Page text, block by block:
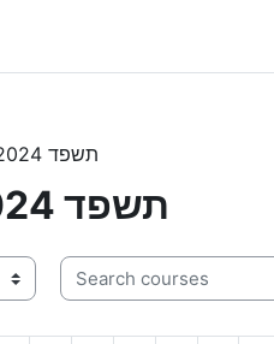
תשפד 2023-2024
תשפד 2023-2024
Search courses